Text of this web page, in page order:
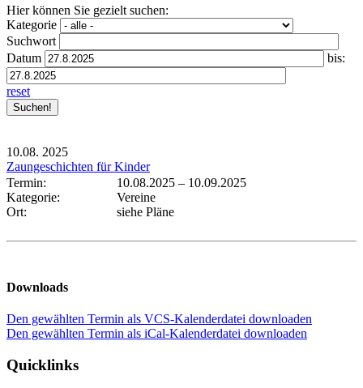
Hier können Sie gezielt suchen:
Kategorie
Suchwort
Datum
bis:
reset
10.08. 2025
Zaungeschichten für Kinder
Termin:
10.08.2025 – 10.09.2025
Kategorie:
Vereine
Ort:
siehe Pläne
Downloads
Den gewählten Termin als VCS-Kalenderdatei downloaden
Den gewählten Termin als iCal-Kalenderdatei downloaden
Quicklinks